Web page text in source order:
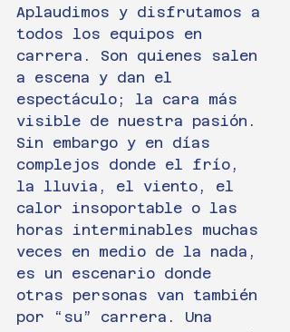
Aplaudimos y disfrutamos a
todos los equipos en
carrera. Son quienes salen
a escena y dan el
espectáculo; la cara más
visible de nuestra pasión.
Sin embargo y en días
complejos donde el frío,
la lluvia, el viento, el
calor insoportable o las
horas interminables muchas
veces en medio de la nada,
es un escenario donde
otras personas van también
por “su” carrera. Una